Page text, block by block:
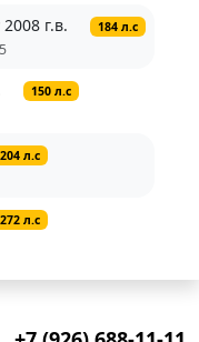
2008 г.в. 184 л.с
150 л.с
204 л.с
272 л.с